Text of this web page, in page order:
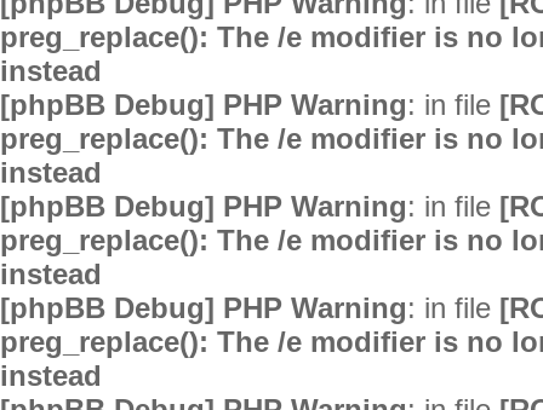
preg_replace(): The /e modifier is no
instead
[phpBB Debug] PHP Warning: in file
preg_replace(): The /e modifier is no
instead
[phpBB Debug] PHP Warning: in file
preg_replace(): The /e modifier is no
instead
[phpBB Debug] PHP Warning: in file
preg_replace(): The /e modifier is no
instead